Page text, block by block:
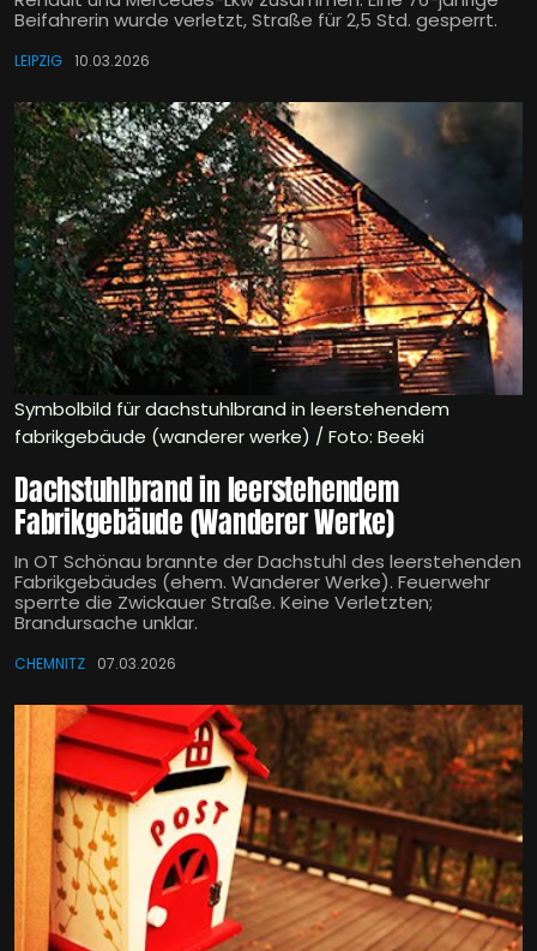
Beifahrerin wurde verletzt, Straße für 2,5 Std. gesperrt.
LEIPZIG 10.03.2026
Symbolbild für dachstuhlbrand in leerstehendem
fabrikgebäude (wanderer werke) / Foto: Beeki
Dachstuhlbrand in leerstehendem
Fabrikgebäude (Wanderer Werke)
In OT Schönau brannte der Dachstuhl des leerstehenden
Fabrikgebäudes (ehem. Wanderer Werke). Feuerwehr
sperrte die Zwickauer Straße. Keine Verletzten;
Brandursache unklar.
CHEMNITZ 07.03.2026